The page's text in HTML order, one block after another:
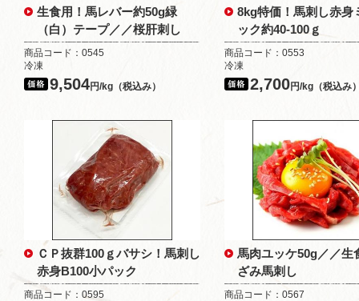
生食用！馬レバー約50g緑
（白）テープ／／桜肝刺し
商品コード：0545
冷凍
9,504円/kg（税込み）
8kg特価！馬刺し赤身
ック約40-100ｇ
商品コード：0553
冷凍
2,700円/kg（税込み
ＣＰ抜群100ｇバサシ！馬刺し
赤身B100小パック
商品コード：0595
馬肉ユッケ50g／／生
ざみ馬刺し
商品コード：0567